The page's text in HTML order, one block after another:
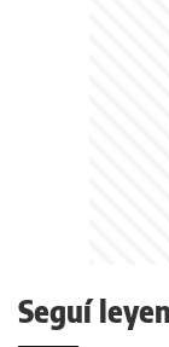
Seguí